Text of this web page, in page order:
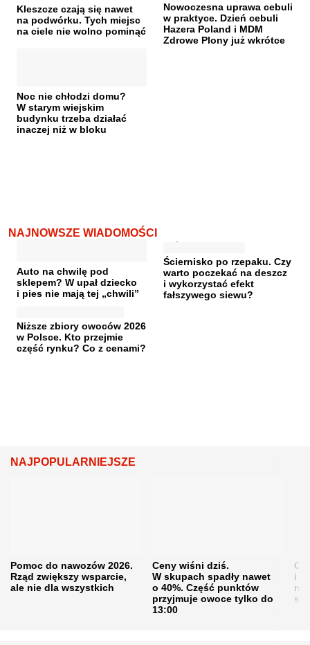
Kleszcze czają się nawet
na podwórku. Tych miejsc
na ciele nie wolno pominąć
Nowoczesna uprawa cebuli
w praktyce. Dzień cebuli
Hazera Poland i MDM
Zdrowe Plony już wkrótce
Noc nie chłodzi domu?
W starym wiejskim
budynku trzeba działać
inaczej niż w bloku
NAJNOWSZE WIADOMOŚCI
Auto na chwilę pod
sklepem? W upał dziecko
i pies nie mają tej „chwili”
Ściernisko po rzepaku. Czy
warto poczekać na deszcz
i wykorzystać efekt
fałszywego siewu?
Niższe zbiory owoców 2026
w Polsce. Kto przejmie
część rynku? Co z cenami?
NAJPOPULARNIEJSZE
Pomoc do nawozów 2026.
Rząd zwiększy wsparcie,
ale nie dla wszystkich
Ceny wiśni dziś.
W skupach spadły nawet
o 40%. Część punktów
przyjmuje owoce tylko do
13:00
i